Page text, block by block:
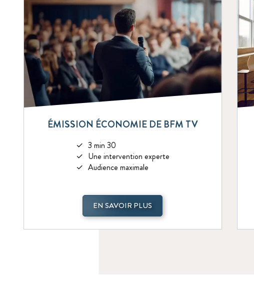
ÉMISSION ÉCONOMIE DE BFM TV
3 min 30
Une intervention experte
Audience maximale
EN SAVOIR PLUS